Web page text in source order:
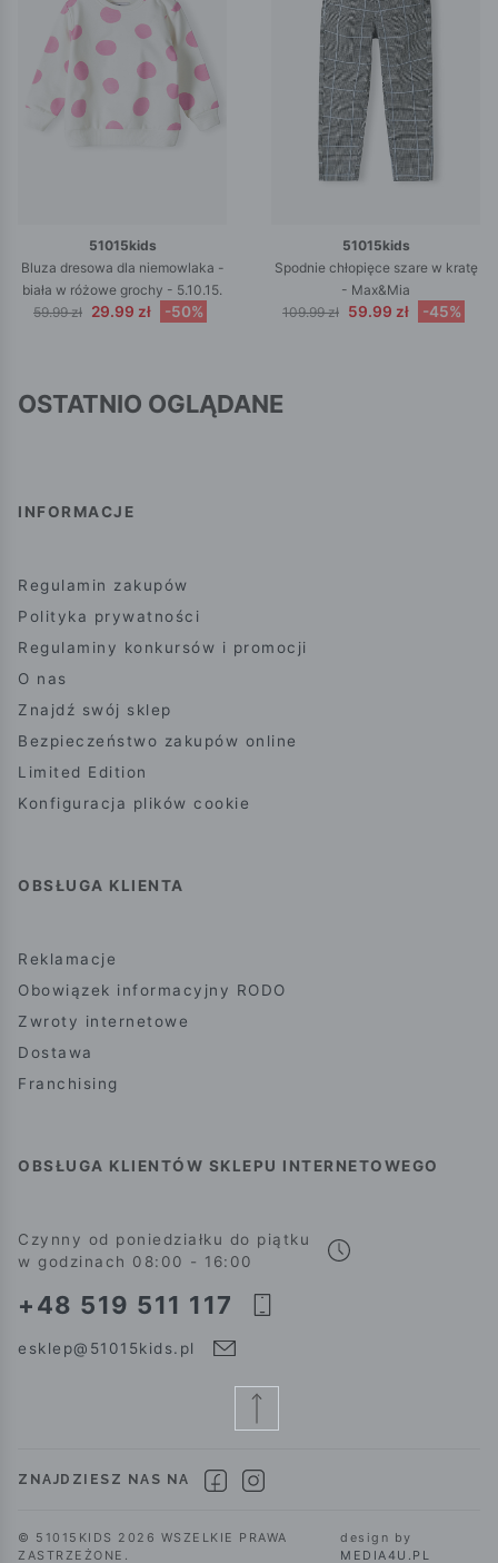
51015kids
Bluza dresowa dla niemowlaka -
biała w różowe grochy - 5.10.15.
59.99 zł 29.99 zł -50%
51015kids
Spodnie chłopięce szare w kratę
- Max&Mia
109.99 zł 59.99 zł -45%
OSTATNIO OGLĄDANE
INFORMACJE
Regulamin zakupów
Polityka prywatności
Regulaminy konkursów i promocji
O nas
Znajdź swój sklep
Bezpieczeństwo zakupów online
Limited Edition
Konfiguracja plików cookie
OBSŁUGA KLIENTA
Reklamacje
Obowiązek informacyjny RODO
Zwroty internetowe
Dostawa
Franchising
OBSŁUGA KLIENTÓW SKLEPU INTERNETOWEGO
Czynny od poniedziałku do piątku
w godzinach 08:00 - 16:00
+48 519 511 117
esklep@51015kids.pl
ZNAJDZIESZ NAS NA
© 51015KIDS 2026 WSZELKIE PRAWA
ZASTRZEŻONE.
design by
MEDIA4U.PL